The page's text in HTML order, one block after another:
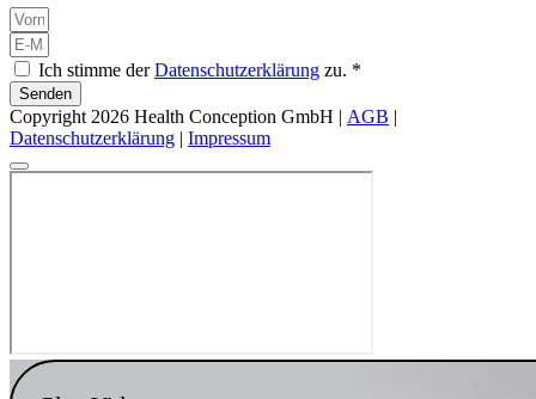
Ich stimme derDatenschutzerklärung zu. *
Senden
Copyright 2026 Health Conception GmbH | AGB
Datenschutzerklärung
Impressum